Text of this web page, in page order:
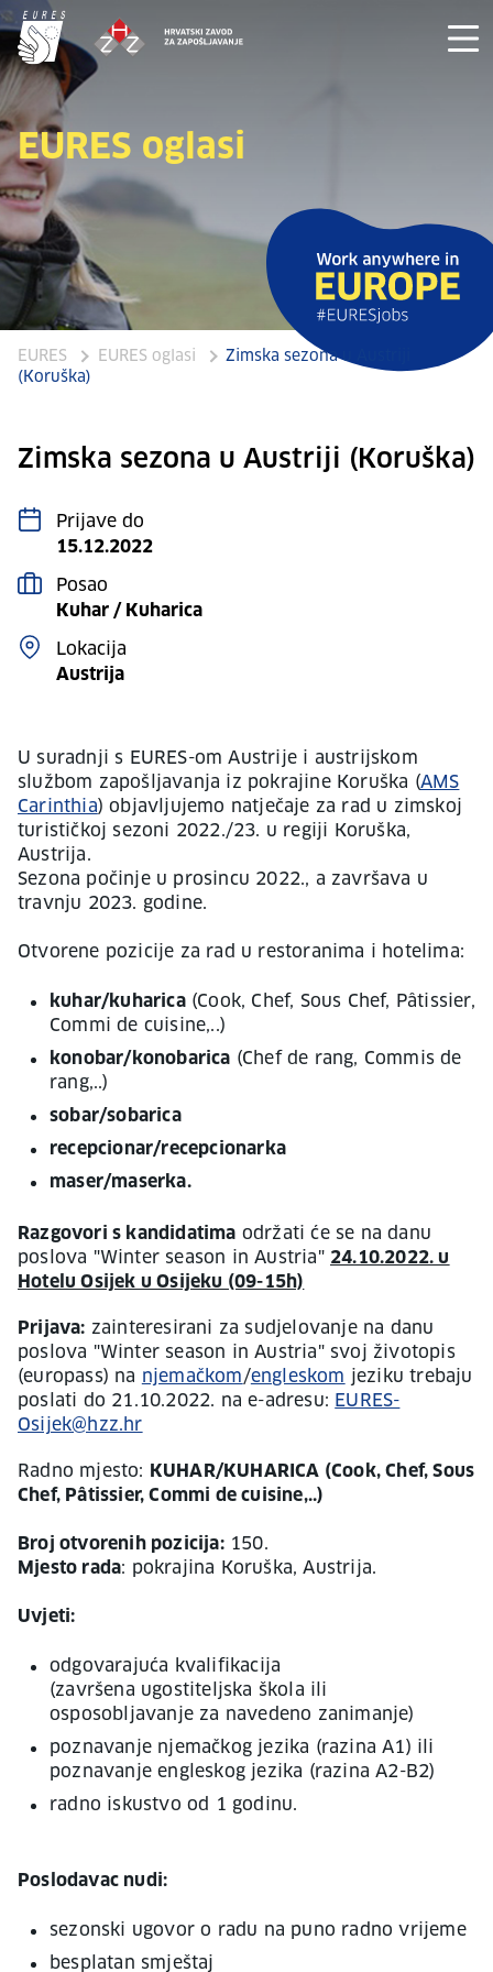
EURES oglasi
EURES EURES oglasi
Zimska sezona u Austriji
(Koruška)
Zimska sezona u Austriji (Koruška)
Prijave do
15.12.2022
Posao
Kuhar / Kuharica
Lokacija
Austrija
U suradnji s EURES-om Austrije i austrijskom
službom zapošljavanja iz pokrajine Koruška (AMS
Carinthia) objavljujemo natječaje za rad u zimskoj
turističkoj sezoni 2022./23. u regiji Koruška,
Austrija.
Sezona počinje u prosincu 2022., a završava u
travnju 2023. godine.
Otvorene pozicije za rad u restoranima i hotelima:
kuhar/kuharica(Cook, Chef, Sous Chef, Pâtissier,
Commi de cuisine,..)
konobar/konobarica (Chef de rang, Commis de
rang,..)
sobar/sobarica
recepcionar/recepcionarka
maser/maserka.
Razgovori s kandidatima održati će se na danu
poslova "Winter season in Austria" 24.10.2022. u
Hotelu Osijek u Osijeku (09-15h)
Prijava: zainteresirani za sudjelovanje na danu
poslova "Winter season in Austria" svoj životopis
(europass) na njemačkom/engleskom jeziku trebaju
poslati do 21.10.2022. na e-adresu: EURES-
Osijek@hzz.hr
Radno mjesto:
KUHAR/KUHARICA (Cook, Chef, Sous
Chef, Pâtissier, Commi de cuisine,..)
Broj otvorenih pozicija:150.
Mjesto rada: pokrajina Koruška, Austrija.
Uvjeti:
odgovarajuća kvalifikacija
(završena ugostiteljska škola ili
osposobljavanje za navedeno zanimanje)
poznavanje njemačkog jezika (razina A1) ili
poznavanje engleskog jezika (razina A2-B2)
radno iskustvo od 1 godinu.
Poslodavac nudi:
sezonski ugovor o radu na puno radno vrijeme
besplatan smještaj